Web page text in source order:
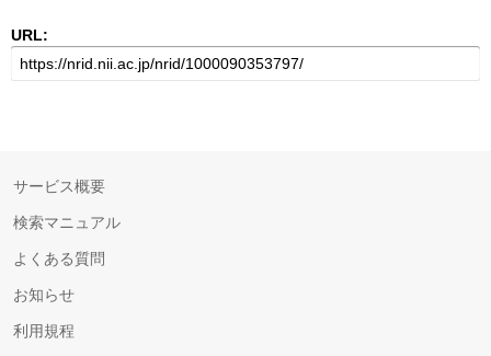
URL:
サービス概要
検索マニュアル
よくある質問
お知らせ
利用規程